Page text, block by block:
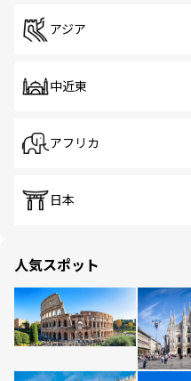
アジア
中近東
アフリカ
日本
人気スポット